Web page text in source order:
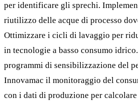
per identificare gli sprechi.
riutilizzo delle acque di processo
Ottimizzare i cicli di lavaggio per
in tecnologie a basso consumo
programmi di sensibilizzazione del
Innovamac il monitoraggio del
con i dati di produzione per